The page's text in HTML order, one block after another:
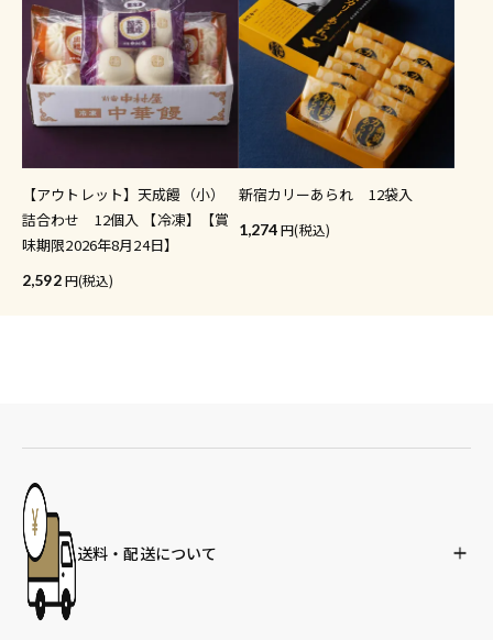
【アウトレット】天成饅（小）
詰合わせ 12個入 【冷凍】【賞
味期限2026年8月24日】
2,592 (税込)
新宿カリーあられ 12袋入
1,274 (税込)
送料・配送について